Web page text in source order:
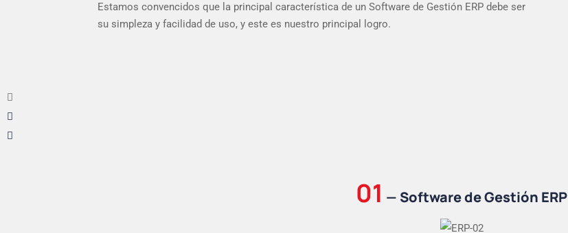
Estamos convencidos que la principal característica de un Software de Gestión ERP debe ser
su simpleza y facilidad de uso, y este es nuestro principal logro.
01 — Software de Gestión ERP